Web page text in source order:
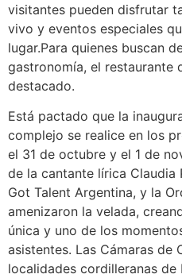
visitantes pueden disfrutar
vivo y eventos especiales
lugar.Para quienes buscan
gastronomía, el restaurante
destacado.
Está pactado que la
complejo se realice en los
el 31 de octubre y el 1 de
de la cantante lírica
Got Talent Argentina, y la
amenizaron la velada,
única y uno de los
asistentes. Las Cámaras de
localidades cordilleranas de